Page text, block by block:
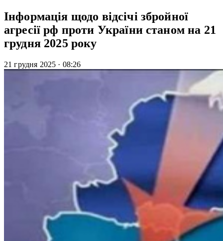
Інформація щодо відсічі збройної
агресії рф проти України станом на 21
грудня 2025 року
21 грудня 2025 · 08:26